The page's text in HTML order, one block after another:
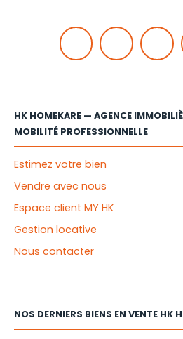
HK HOMEKARE — AGENCE
MOBILITÉ PROFESSIONNELLE
Estimez votre bien
Vendre avec nous
Espace client MY HK
Gestion locative
Nous contacter
NOS DERNIERS BIENS EN VENTE HK